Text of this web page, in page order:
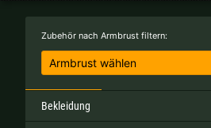
Zubehör nach Armbrust filtern:
Bekleidung
Belgien |
Italien |€
Portugal |